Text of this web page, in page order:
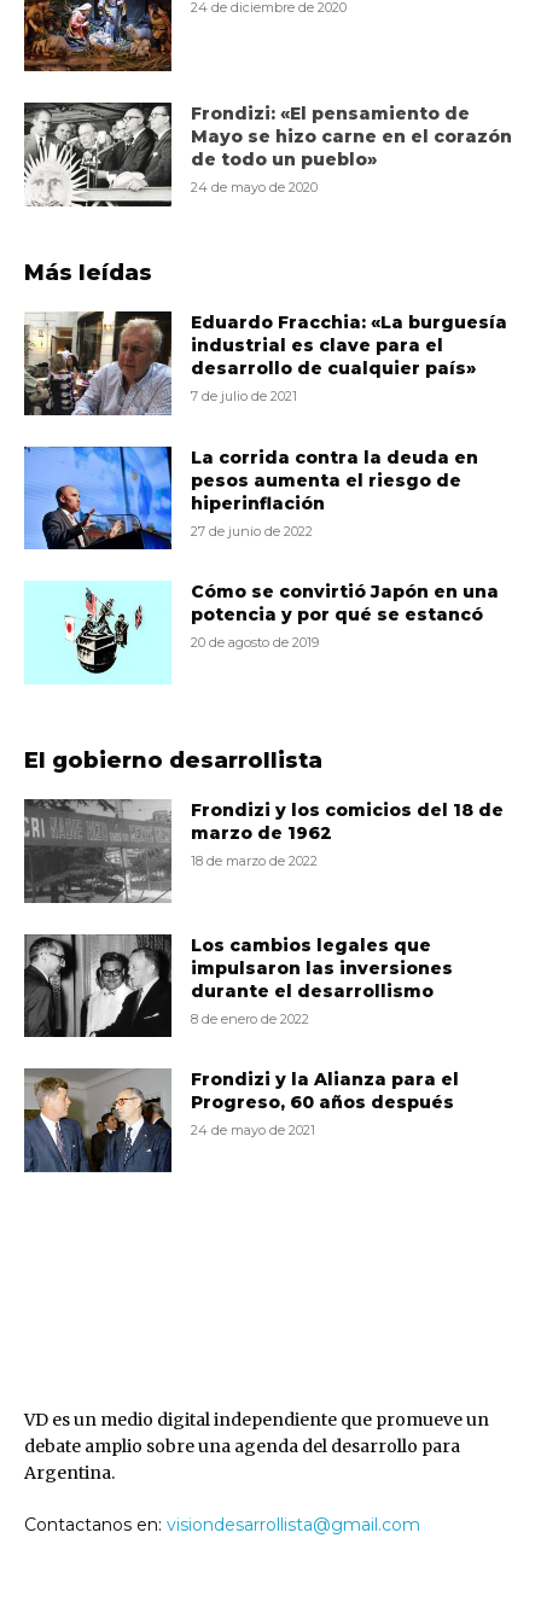
24 de diciembre de 2020
Frondizi: «El pensamiento de
Mayo se hizo carne en el corazón
de todo un pueblo»
24 de mayo de 2020
Más leídas
Eduardo Fracchia: «La burguesía
industrial es clave para el
desarrollo de cualquier país»
7 de julio de 2021
La corrida contra la deuda en
pesos aumenta el riesgo de
hiperinflación
27 de junio de 2022
Cómo se convirtió Japón en una
potencia y por qué se estancó
20 de agosto de 2019
El gobierno desarrollista
Frondizi y los comicios del 18 de
marzo de 1962
18 de marzo de 2022
Los cambios legales que
impulsaron las inversiones
durante el desarrollismo
8 de enero de 2022
Frondizi y la Alianza para el
Progreso, 60 años después
24 de mayo de 2021
VD es un medio digital independiente que promueve un
debate amplio sobre una agenda del desarrollo para
Argentina.
Contactanos en: visiondesarrollista@gmail.com